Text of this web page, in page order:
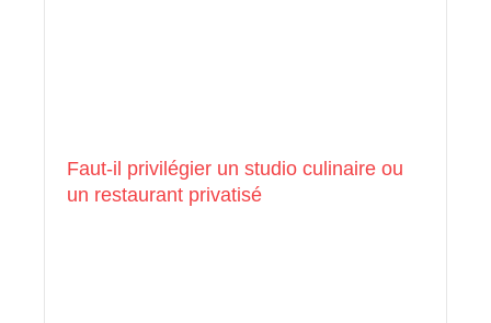
Faut-il privilégier un studio culinaire ou
un restaurant privatisé